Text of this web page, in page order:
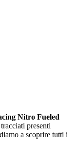
Nitro Fueled
presenti
a scoprire tutti i